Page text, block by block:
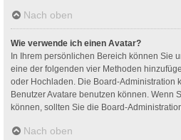
Nach oben
Wie verwende ich einen Avatar?
In Ihrem persönlichen Bereich können Sie
eine der folgenden vier Methoden
oder Hochladen. Die Board-Administration
Benutzer Avatare benutzen können. Wenn
können, sollten Sie die Board-
Nach oben